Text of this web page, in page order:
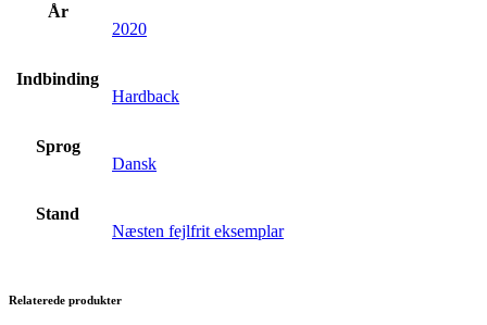
År
2020
Indbinding
Hardback
Sprog
Dansk
Stand
Næsten fejlfrit eksemplar
Relaterede produkter